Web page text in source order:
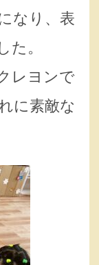
なり、表
た。
レヨンで
に素敵な